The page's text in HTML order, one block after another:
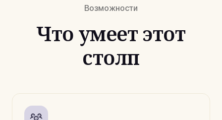
Возможности
Что умеет этот
столп